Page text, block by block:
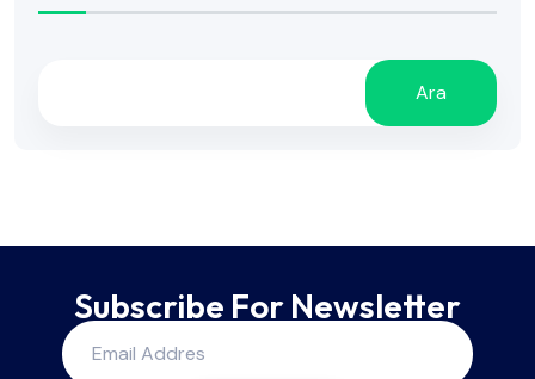
Ara
Subscribe For Newsletter